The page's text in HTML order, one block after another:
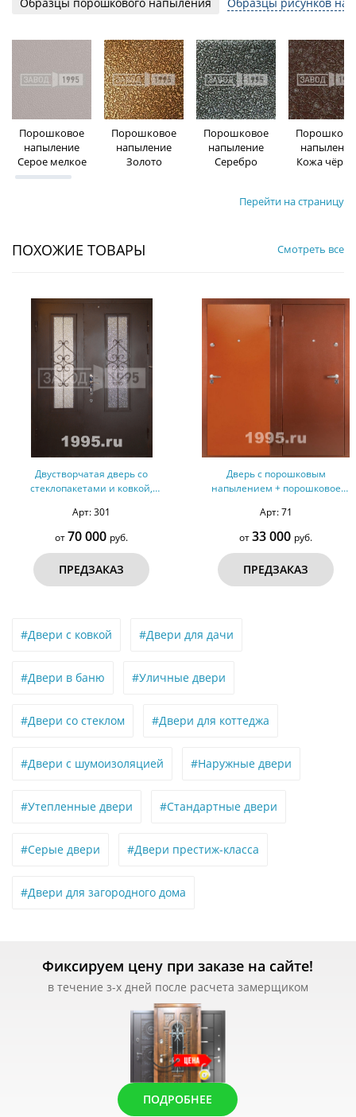
Порошковое
напыление
Серое мелкое
Порошковое
напыление
Золото
Порошковое
напыление
Серебро
напыление
Кожа
Перейти на страницу
ПОХОЖИЕ ТОВАРЫ Смотреть все
Двустворчатая дверь со
стеклопакетами и ковкой,
напылением с двух сторон
Арт: 301
от70 000 руб.
ПРЕДЗАКАЗ
Дверь с порошковым
напылением + порошковое
Арт: 71
от33 000 руб.
ПРЕДЗАКАЗ
#Двери с ковкой #Двери для дачи
#Двери в баню #Уличные двери
#Двери со стеклом #Двери для коттеджа
#Двери с шумоизоляцией #Наружные двери
#Утепленные двери #Стандартные двери
#Серые двери #Двери престиж-класса
#Двери для загородного дома
Фиксируем цену при заказе на сайте!
в течение з-х дней после расчета замерщиком
ПОДРОБНЕЕ